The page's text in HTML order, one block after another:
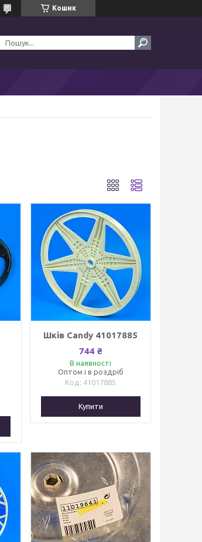
Кошик
Шків Candy 41017885
744 ₴
В наявності
Оптом і в роздріб
41017885
Купити